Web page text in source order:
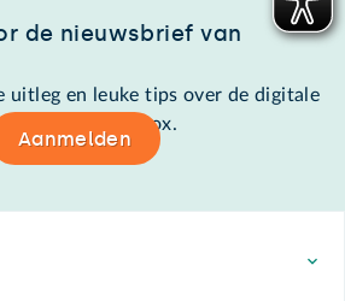
de nieuwsbrief van
uitleg en leuke tips over de digitale
in de mailbox.
Aanmelden